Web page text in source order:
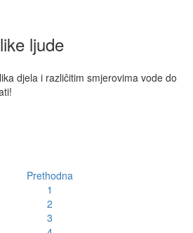
ljude
djela i različitim smjerovima vode do
Prethodna
1
2
3